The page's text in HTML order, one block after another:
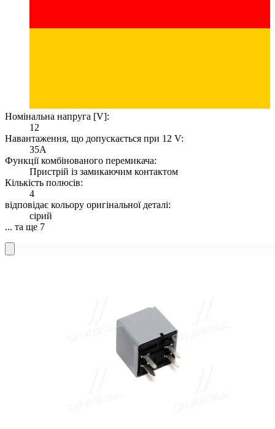
Номінальна напруга [V]:
12
Навантаження, що допускається при 12 V:
35A
Функції комбінованого перемикача:
Пристрій із замикаючим контактом
Кількість полюсів:
4
відповідає кольору оригінальної деталі:
сірий
... та ще 7